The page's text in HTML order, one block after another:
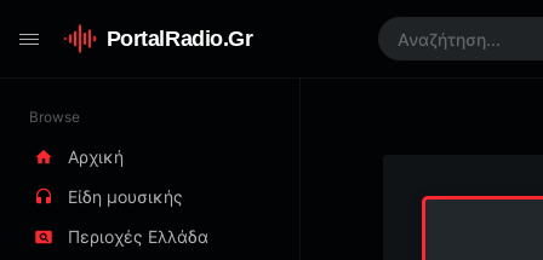
PortalRadio.Gr
Browse
Αρχική
Είδη μουσικής
Περιοχές Ελλάδα